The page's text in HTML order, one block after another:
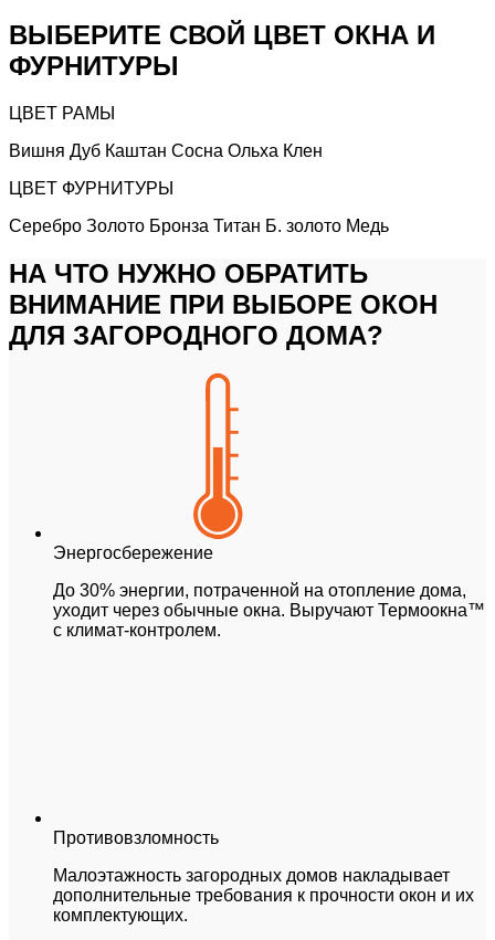
ВЫБЕРИТЕ СВОЙ ЦВЕТ ОКНА И
ФУРНИТУРЫ
ЦВЕТ РАМЫ
Вишня Дуб Каштан Сосна Ольха Клен
ЦВЕТ ФУРНИТУРЫ
Серебро Золото Бронза Титан Б. золото Медь
НА ЧТО НУЖНО ОБРАТИТЬ
ВНИМАНИЕ ПРИ ВЫБОРЕ ОКОН
ДЛЯ ЗАГОРОДНОГО ДОМА?
Энергосбережение
До 30% энергии, потраченной на отопление дома,
уходит через обычные окна. Выручают Термоокна™
с климат-контролем.
Противовзломность
Малоэтажность загородных домов накладывает
дополнительные требования к прочности окон и их
комплектующих.